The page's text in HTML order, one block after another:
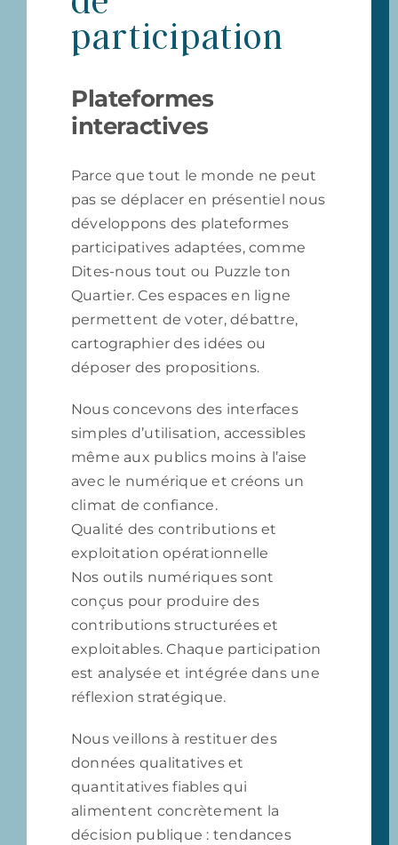
participation
Plateformes
interactives
Parce que tout le monde ne peut
pas se déplacer en présentiel nous
développons des plateformes
participatives adaptées, comme
Dites-nous tout ou Puzzle ton
Quartier. Ces espaces en ligne
permettent de voter, débattre,
cartographier des idées ou
déposer des propositions.
Nous concevons des interfaces
simples d’utilisation, accessibles
même aux publics moins à l’aise
avec le numérique et créons un
climat de confiance.
Qualité des contributions et
exploitation opérationnelle
Nos outils numériques sont
conçus pour produire des
contributions structurées et
exploitables. Chaque participation
est analysée et intégrée dans une
réflexion stratégique.
Nous veillons à restituer des
données qualitatives et
quantitatives fiables qui
alimentent concrètement la
décision publique : tendances